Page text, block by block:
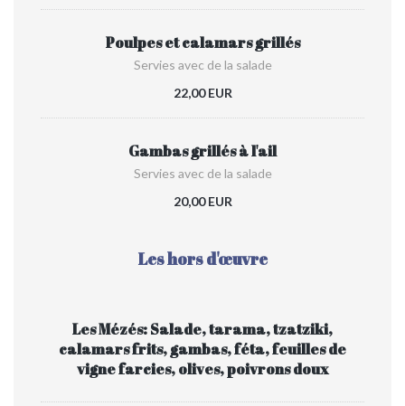
Poulpes et calamars grillés
Servies avec de la salade
22,00 EUR
Gambas grillés à l'ail
Servies avec de la salade
20,00 EUR
Les hors d'œuvre
Les Mézés: Salade, tarama, tzatziki,
calamars frits, gambas, féta, feuilles de
vigne farcies, olives, poivrons doux